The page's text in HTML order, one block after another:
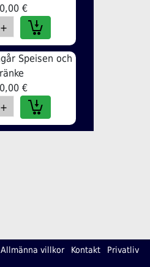
€
Speisen och
€
Allmänna villkor Kontakt Privatliv